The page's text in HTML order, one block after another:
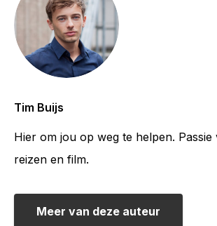
Tim Buijs
Hier om jou op weg te helpen.
reizen en film.
Meer van deze auteur